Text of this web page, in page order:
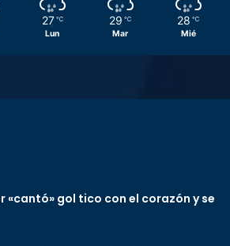
27 ℃
Lun
29 ℃
Mar
28 ℃
Mié
«cantó» gol tico con el corazón y se